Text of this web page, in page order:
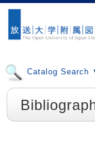
Catalog Search